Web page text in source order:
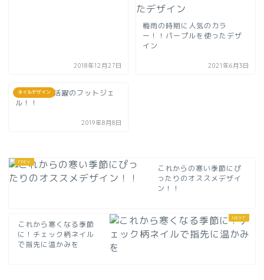
2018年12月27日
梅雨の時期に人気のカラ
ー！！パープルを使ったデザ
イン
2021年6月3日
ネイルデザイン
まだまだ大活躍のフットジェ
ル！！
2019年8月8日
これからの寒い季節にぴ
ったりのオススメデザイ
ン！！
これから寒くなる季節
に！チェック柄ネイル
で指先に温かみを